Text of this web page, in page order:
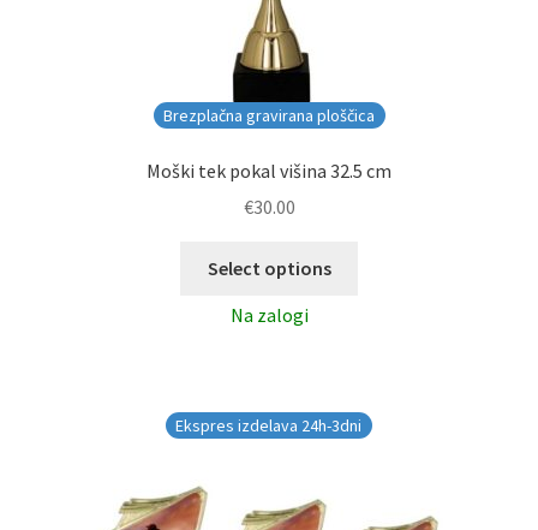
Brezplačna gravirana ploščica
Moški tek pokal višina 32.5 cm
€30.00
Select options
Na zalogi
Ekspres izdelava 24h-3dni